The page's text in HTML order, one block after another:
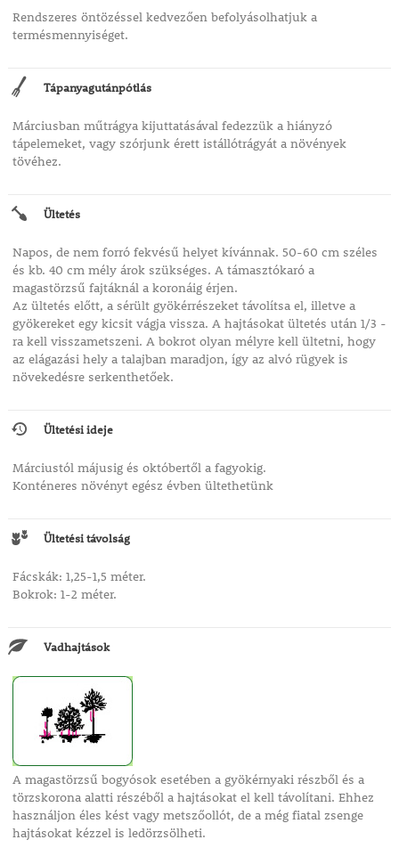
Rendszeres öntözéssel kedvezően befolyásolhatjuk a
termésmennyiséget.
Tápanyagutánpótlás
Márciusban műtrágya kijuttatásával fedezzük a hiányzó
tápelemeket, vagy szórjunk érett istállótrágyát a növények
tövéhez.
Ültetés
Napos, de nem forró fekvésű helyet kívánnak. 50-60 cm széles
és kb. 40 cm mély árok szükséges. A támasztókaró a
magastörzsű fajtáknál a koronáig érjen.
Az ültetés előtt, a sérült gyökérrészeket távolítsa el, illetve a
gyökereket egy kicsit vágja vissza. A hajtásokat ültetés után 1/3 -
ra kell visszametszeni. A bokrot olyan mélyre kell ültetni, hogy
az elágazási hely a talajban maradjon, így az alvó rügyek is
növekedésre serkenthetőek.
Ültetési ideje
Márciustól májusig és októbertől a fagyokig.
Konténeres növényt egész évben ültethetünk
Ültetési távolság
Fácskák: 1,25-1,5 méter.
Bokrok: 1-2 méter.
Vadhajtások
A magastörzsű bogyósok esetében a gyökérnyaki részből és a
törzskorona alatti részéből a hajtásokat el kell távolítani. Ehhez
használjon éles kést vagy metszőollót, de a még fiatal zsenge
hajtásokat kézzel is ledörzsölheti.